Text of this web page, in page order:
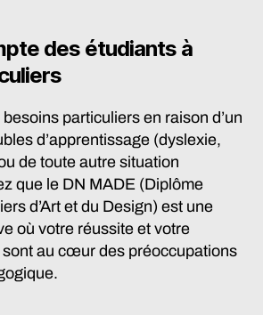
des étudiants à
particuliers en raison d’un
d’apprentissage (dyslexie,
de toute autre situation
que le DN MADE (Diplôme
d’Art et du Design) est une
où votre réussite et votre
au cœur des préoccupations